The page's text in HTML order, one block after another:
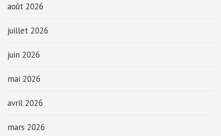
août 2026
juillet 2026
juin 2026
mai 2026
avril 2026
mars 2026